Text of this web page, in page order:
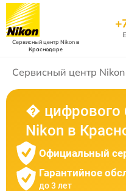
Сервисный центр Nikonв
Краснодаре
Сервисный центр Nikon
� цифрового
Nikon в
Официальный
Гарантийное
до 3 лет